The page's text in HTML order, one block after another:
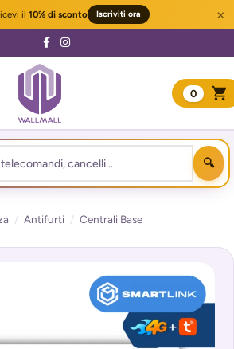
il 10% di sconto Iscriviti ora ×
0
/ Antifurti / Centrali Base